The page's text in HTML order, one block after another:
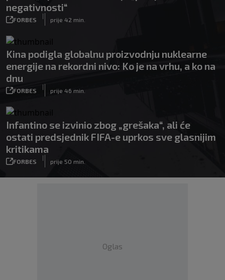
negativnosti“
FORBES
|
prije 42 min.
Kina podigla globalnu proizvodnju nuklearne
energije na rekordni nivo: Ko je na vrhu, a ko na
dnu
FORBES
|
prije 46 min.
Infantino se izvinio zbog „grešaka“, ali će
ostati predsjednik FIFA-e uprkos sve glasnijim
kritikama
FORBES
|
prije 50 min.
Oglas